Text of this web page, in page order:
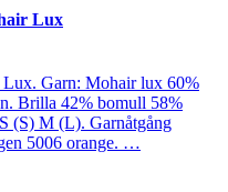
Lux
Lux. Garn: Mohair lux 60%
Brilla 42% bomull 58%
(S) M (L). Garnåtgång
5006 orange. …